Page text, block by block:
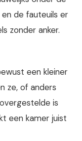
de fauteuils er
zonder anker.
een kleiner
ze, of anders
is
een kamer juist